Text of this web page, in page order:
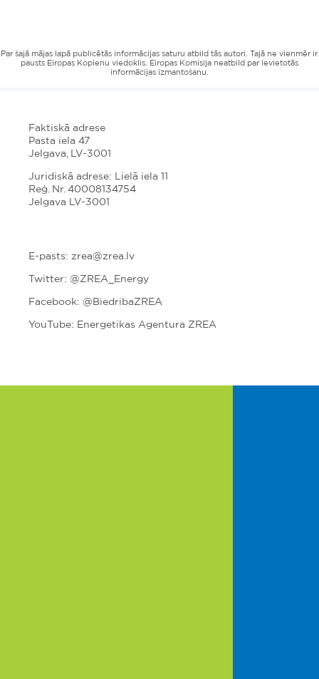
Par šajā mājas lapā publicētās informācijas saturu atbild tās autori. Tajā ne vienmēr ir
pausts Eiropas Kopienu viedoklis. Eiropas Komisija neatbild par ievietotās
informācijas izmantošanu.
Faktiskā adrese
Pasta iela 47
Jelgava, LV-3001
Juridiskā adrese: Lielā iela 11
Reģ. Nr. 40008134754
Jelgava LV-3001
E-pasts: zrea@zrea.lv
Twitter: @ZREA_Energy
Facebook: @BiedribaZREA
YouTube: Energetikas Agentura ZREA